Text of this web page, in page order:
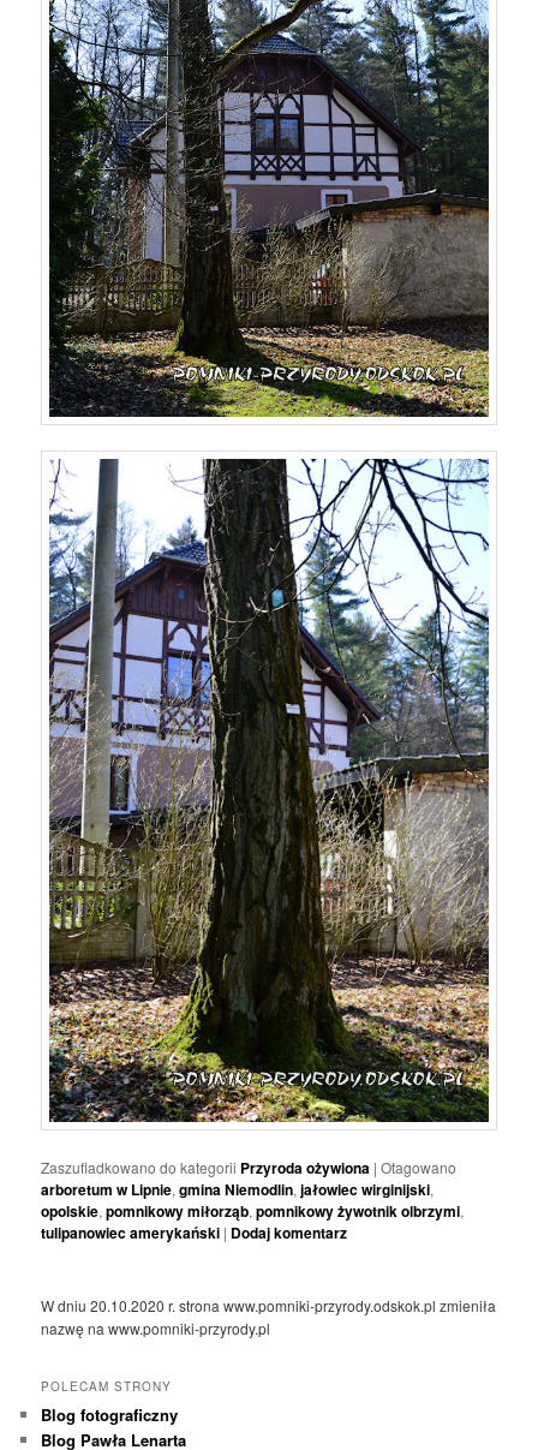
Zaszufladkowano do kategorii Przyroda ożywiona |Otagowano
arboretum w Lipnie,gmina Niemodlin,jałowiec wirginijski,
opolskie,pomnikowy miłorząb,pomnikowy żywotnik olbrzymi,
tulipanowiec amerykański | Dodaj komentarz
W dniu 20.10.2020 r. strona www.pomniki-przyrody.odskok.pl zmieniła
nazwę na www.pomniki-przyrody.pl
POLECAM STRONY
Blog fotograficzny
Blog Pawła Lenarta